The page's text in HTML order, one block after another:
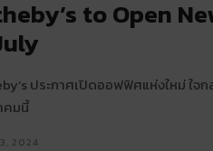
to Open
ประกาศเปิดออฟฟิศแห่งใหม่ ใจ
คมนี้
2024